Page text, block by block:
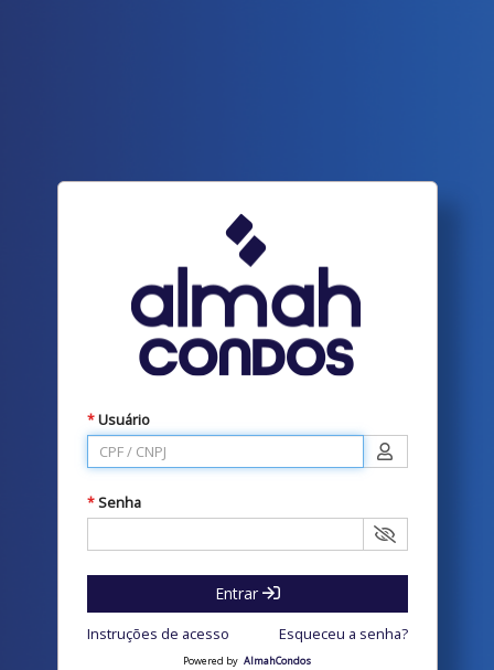
* Usuário
* Senha
Entrar
Instruções de acesso Esqueceu a senha?
Powered by AlmahCondos